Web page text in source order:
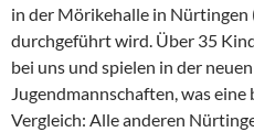
in der Mörikehalle in Nürtingen
durchgeführt wird. Über 35
bei uns und spielen in der
Jugendmannschaften, was
Vergleich: Alle anderen